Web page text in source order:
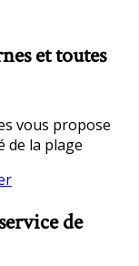
et toutes
vous propose
de la plage
de